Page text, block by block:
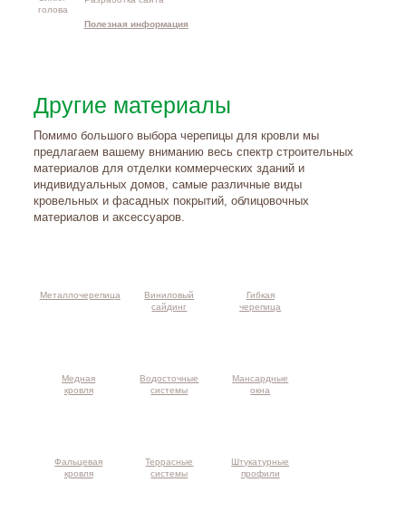
Полезная информация
Другие материалы
Помимо большого выбора черепицы для кровли мы
предлагаем вашему вниманию весь спектр строительных
материалов для отделки коммерческих зданий и
индивидуальных домов, самые различные виды
кровельных и фасадных покрытий, облицовочных
материалов и аксессуаров.
Металлочерепица
Виниловый
сайдинг
Гибкая
черепица
Медная
кровля
Водосточные
системы
Мансардные
окна
Фальцевая
кровля
Террасные
системы
Штукатурные
профили